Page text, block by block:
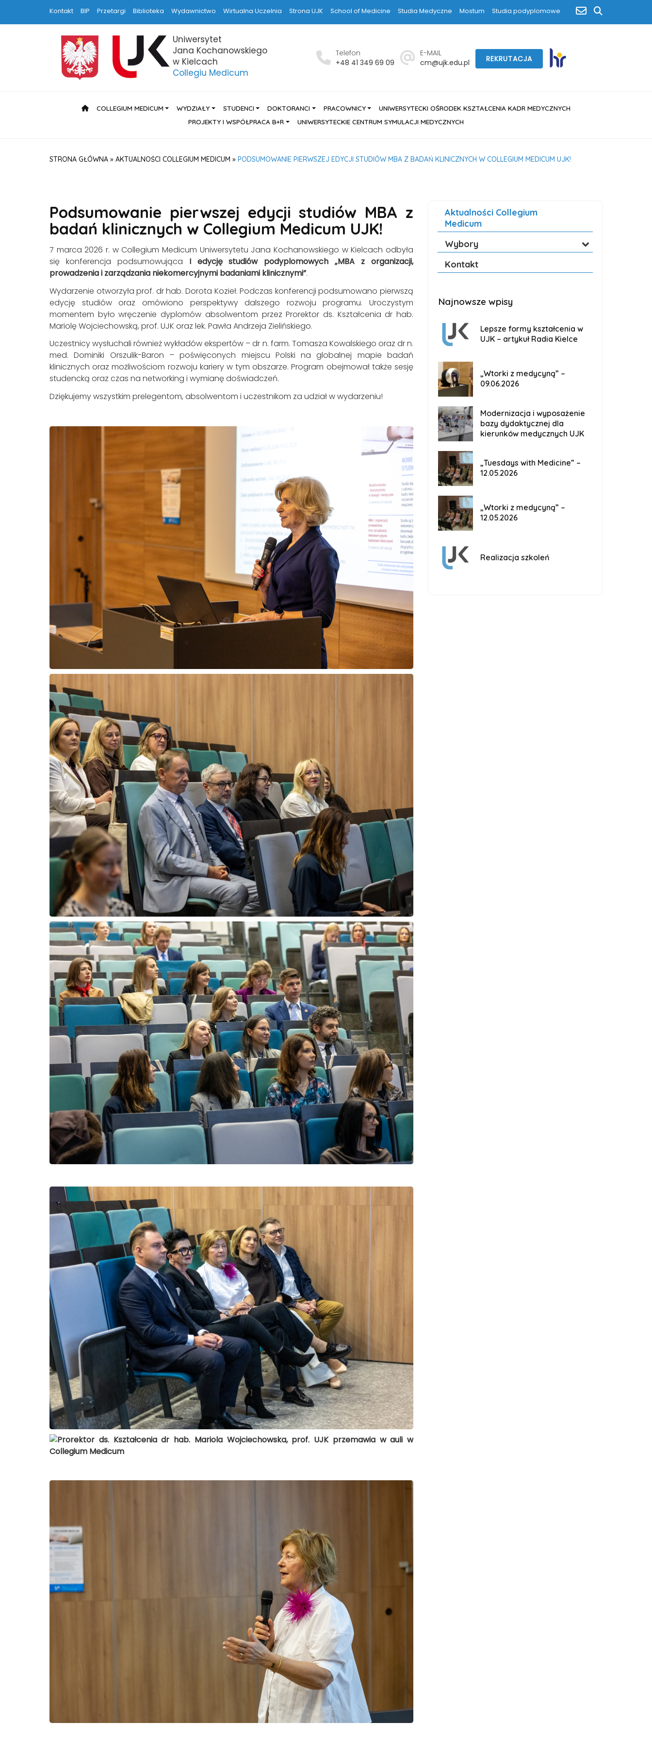
Kontakt BIP Przetargi Biblioteka Wydawnictwo Wirtualna Uczelnia Strona UJK School of Medicine Studia Medyczne Mostum Studia podyplomowe poczta
Uniwersytet
Jana Kochanowskiego
w Kielcach
Collegiu Medicum
Telefon
+48 41 349 69 09
E-MAIL
cm@ujk.edu.pl
REKRUTACJA
HOMECOLLEGIUM MEDICUM WYDZIAŁY STUDENCI DOKTORANCI PRACOWNICY
UNIWERSYTECKI OŚRODEK KSZTAŁCENIA KADR MEDYCZNYCH
PROJEKTY I WSPÓŁPRACA B+R
UNIWERSYTECKIE CENTRUM SYMULACJI MEDYCZNYCH
STRONA GŁÓWNA » AKTUALNOŚCI COLLEGIUM MEDICUM » PODSUMOWANIE PIERWSZEJ EDYCJI STUDIÓW MBA Z BADAŃ KLINICZNYCH W COLLEGIUM MEDICUM UJK!
Podsumowanie pierwszej edycji studiów MBA z
badań klinicznych w Collegium Medicum UJK!
7 marca 2026 r. w Collegium Medicum Uniwersytetu Jana Kochanowskiego w Kielcach odbyła
się konferencja podsumowująca I edycję studiów podyplomowych „MBA z organizacji,
prowadzenia i zarządzania niekomercyjnymi badaniami klinicznymi”.
Wydarzenie otworzyła prof. dr hab. Dorota Kozieł. Podczas konferencji podsumowano pierwszą
edycję studiów oraz omówiono perspektywy dalszego rozwoju programu. Uroczystym
momentem było wręczenie dyplomów absolwentom przez Prorektor ds. Kształcenia dr hab.
Mariolę Wojciechowską, prof. UJK oraz lek. Pawła Andrzeja Zielińskiego.
Uczestnicy wysłuchali również wykładów ekspertów – dr n. farm. Tomasza Kowalskiego oraz dr n.
med. Dominiki Orszulik-Baron – poświęconych miejscu Polski na globalnej mapie badań
klinicznych oraz możliwościom rozwoju kariery w tym obszarze. Program obejmował także sesję
studencką oraz czas na networking i wymianę doświadczeń.
Dziękujemy wszystkim prelegentom, absolwentom i uczestnikom za udział w wydarzeniu!
Aktualności Collegium
Medicum
Wybory
Kontakt
Najnowsze wpisy
Lepsze formy kształcenia w
UJK – artykuł Radia Kielce
„Wtorki z medycyną” –
09.06.2026
Modernizacja i wyposażenie
bazy dydaktycznej dla
kierunków medycznych UJK
„Tuesdays with Medicine” –
12.05.2026
„Wtorki z medycyną” –
12.05.2026
Realizacja szkoleń